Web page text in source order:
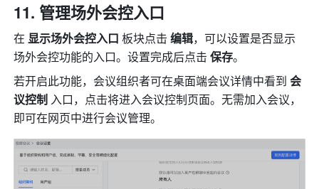
管理场外会控入口
在 显示场外会控入口 板块点击 编辑，可以设置是否显示
场外会控功能的入口。设置完成后点击 保存。
若开启此功能，会议组织者可在桌面端会议详情中看到 会
议控制 入口，点击将进入会议控制页面。无需加入会议，
即可在网页中进行会议管理。